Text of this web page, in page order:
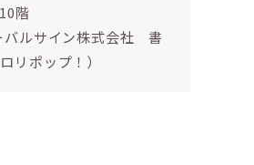
階
バルサイン株式会社 書
リポップ！）